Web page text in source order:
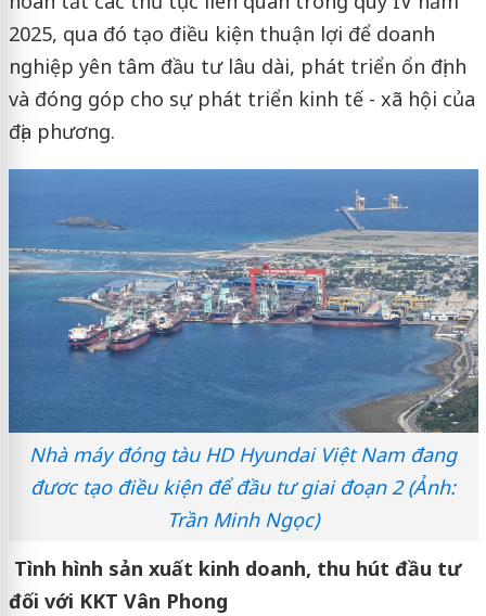
2025, qua đó tạo điều kiện thuận lợi để doanh
nghiệp yên tâm đầu tư lâu dài, phát triển ổn định
và đóng góp cho sự phát triển kinh tế - xã hội của
địa phương.
Nhà máy đóng tàu HD Hyundai Việt Nam đang
đươc tạo điều kiện để đầu tư giai đoạn 2 (Ảnh:
Trần Minh Ngọc)
Tình hình sản xuất kinh doanh, thu hút đầu tư
đối với KKT Vân Phong